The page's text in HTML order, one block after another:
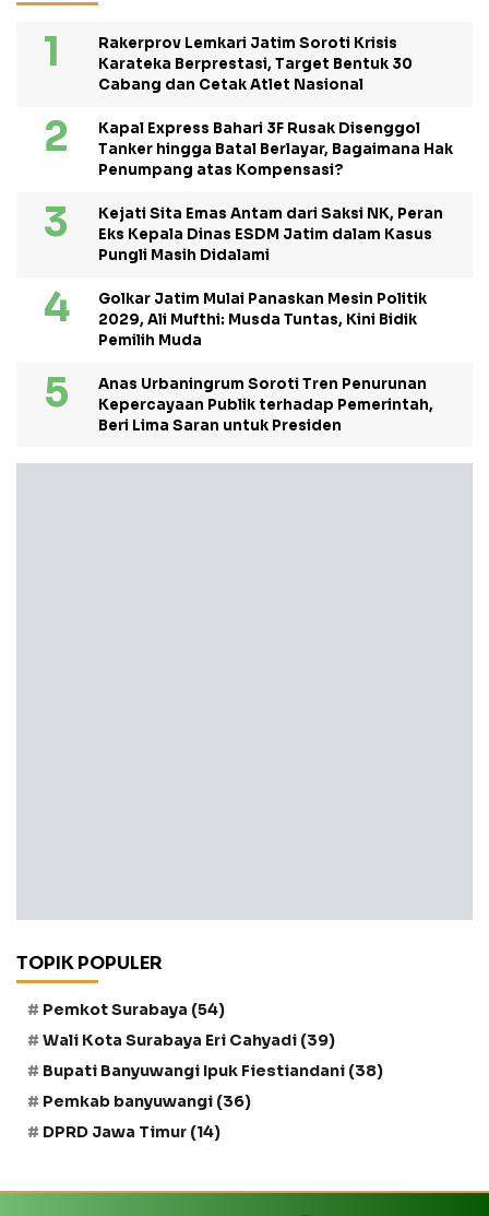
Rakerprov Lemkari Jatim Soroti Krisis
Karateka Berprestasi, Target Bentuk 30
Cabang dan Cetak Atlet Nasional
Kapal Express Bahari 3F Rusak Disenggol
Tanker hingga Batal Berlayar, Bagaimana Hak
Penumpang atas Kompensasi?
Kejati Sita Emas Antam dari Saksi NK, Peran
Eks Kepala Dinas ESDM Jatim dalam Kasus
Pungli Masih Didalami
Golkar Jatim Mulai Panaskan Mesin Politik
2029, Ali Mufthi: Musda Tuntas, Kini Bidik
Pemilih Muda
Anas Urbaningrum Soroti Tren Penurunan
Kepercayaan Publik terhadap Pemerintah,
Beri Lima Saran untuk Presiden
TOPIK POPULER
Pemkot Surabaya (54)
Wali Kota Surabaya Eri Cahyadi (39)
Bupati Banyuwangi Ipuk Fiestiandani (38)
Pemkab banyuwangi (36)
DPRD Jawa Timur (14)